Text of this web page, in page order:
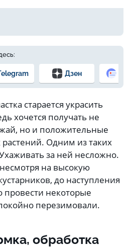
Дзен
старается украсить
хочется получать не
но и положительные
Одним из таких
за ней несложно.
на высокую
до наступления
некоторые
перезимовали.
обработка